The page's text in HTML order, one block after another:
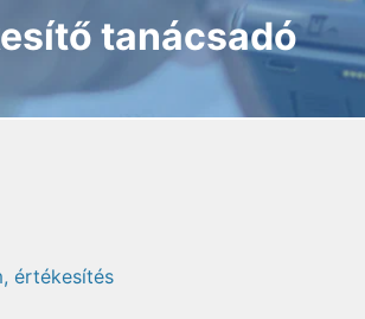
tanácsadó
értékesítés